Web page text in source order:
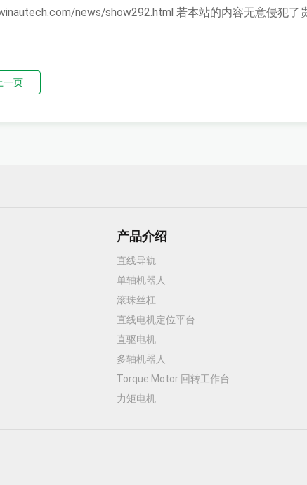
news/show292.html 若本站的内容无意侵犯了
一页
产品介绍
直线导轨
单轴机器人
滚珠丝杠
直线电机定位平台
直驱电机
多轴机器人
Torque Motor 回转工作台
力矩电机